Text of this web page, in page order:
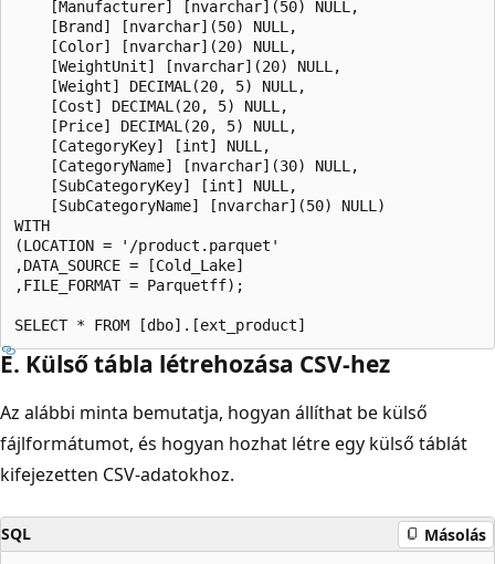
    [Manufacturer] [nvarchar](50) NULL,
    [Brand] [nvarchar](50) NULL,
    [Color] [nvarchar](20) NULL,
    [WeightUnit] [nvarchar](20) NULL,
    [Weight] DECIMAL(20, 5) NULL,
    [Cost] DECIMAL(20, 5) NULL,
    [Price] DECIMAL(20, 5) NULL,
    [CategoryKey] [int] NULL,
    [CategoryName] [nvarchar](30) NULL,
    [SubCategoryKey] [int] NULL,
    [SubCategoryName] [nvarchar](50) NULL)
WITH
(LOCATION = '/product.parquet'
,DATA_SOURCE = [Cold_Lake]
,FILE_FORMAT = Parquetff);
E. Külső tábla létrehozása CSV-hez
Az alábbi minta bemutatja, hogyan állíthat be külső
fájlformátumot, és hogyan hozhat létre egy külső táblát
kifejezetten CSV-adatokhoz.
SQL Másolás